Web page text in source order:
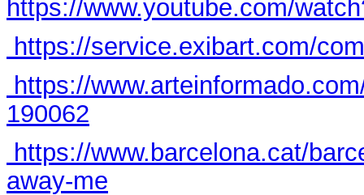
https://www.youtube.com/
https://service.exibart.com/
https://
190062
https://www.barcelona.cat/
away-me